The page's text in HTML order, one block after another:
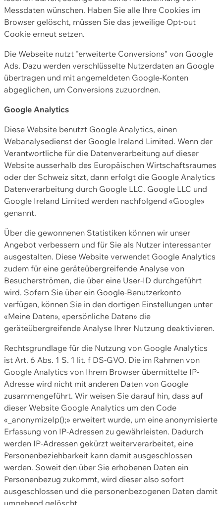
Messdaten wünschen. Haben Sie alle Ihre Cookies im
Browser gelöscht, müssen Sie das jeweilige Opt-out
Cookie erneut setzen.
Die Webseite nutzt "erweiterte Conversions" von Google
Ads. Dazu werden verschlüsselte Nutzerdaten an Google
übertragen und mit angemeldeten Google-Konten
abgeglichen, um Conversions zuzuordnen.
Google Analytics
Diese Website benutzt Google Analytics, einen
Webanalysedienst der Google Ireland Limited. Wenn der
Verantwortliche für die Datenverarbeitung auf dieser
Website ausserhalb des Europäischen Wirtschaftsraumes
oder der Schweiz sitzt, dann erfolgt die Google Analytics
Datenverarbeitung durch Google LLC. Google LLC und
Google Ireland Limited werden nachfolgend «Google»
genannt.
Über die gewonnenen Statistiken können wir unser
Angebot verbessern und für Sie als Nutzer interessanter
ausgestalten. Diese Website verwendet Google Analytics
zudem für eine geräteübergreifende Analyse von
Besucherströmen, die über eine User-ID durchgeführt
wird. Sofern Sie über ein Google-Benutzerkonto
verfügen, können Sie in den dortigen Einstellungen unter
«Meine Daten», «persönliche Daten» die
geräteübergreifende Analyse Ihrer Nutzung deaktivieren.
Rechtsgrundlage für die Nutzung von Google Analytics
ist Art. 6 Abs. 1 S. 1 lit. f DS-GVO. Die im Rahmen von
Google Analytics von Ihrem Browser übermittelte IP-
Adresse wird nicht mit anderen Daten von Google
zusammengeführt. Wir weisen Sie darauf hin, dass auf
dieser Website Google Analytics um den Code
«_anonymizeIp();» erweitert wurde, um eine anonymisierte
Erfassung von IP-Adressen zu gewährleisten. Dadurch
werden IP-Adressen gekürzt weiterverarbeitet, eine
Personenbeziehbarkeit kann damit ausgeschlossen
werden. Soweit den über Sie erhobenen Daten ein
Personenbezug zukommt, wird dieser also sofort
ausgeschlossen und die personenbezogenen Daten damit